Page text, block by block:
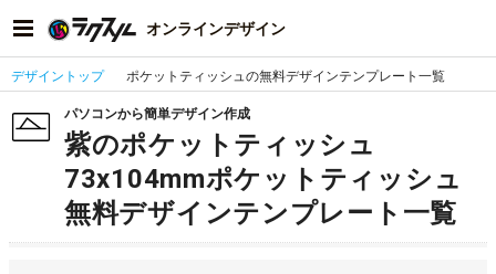
オンラインデザイン
デザイントップ ポケットティッシュの無料デザインテンプレート一覧
パソコンから簡単デザイン作成
紫のポケットティッシュ
73x104mmポケットティッシュ
無料デザインテンプレート一覧